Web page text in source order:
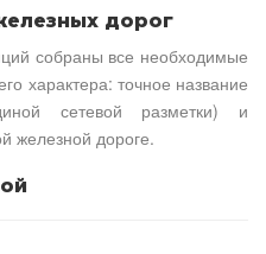
дорог
собраны все необходимые
характера: точное название
сетевой разметки) и
железной дороге.